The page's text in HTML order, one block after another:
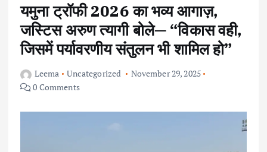
यमुना ट्रॉफी 2026 का भव्य आगाज़,
जस्टिस अरुण त्यागी बोले— “विकास वही,
जिसमें पर्यावरणीय संतुलन भी शामिल हो”
Leema Uncategorized
November 29, 2025
0 Comments